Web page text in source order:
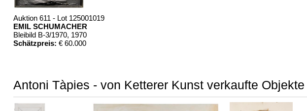
Auktion 611 - Lot 125001019
EMIL SCHUMACHER
Bleibild B-3/1970, 1970
Schätzpreis: € 60.000
Antoni Tàpies - von Ketterer Kunst verkaufte Objekte